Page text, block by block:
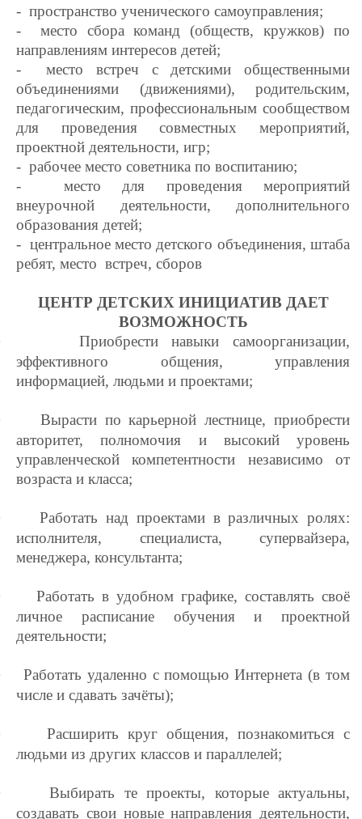
- пространство ученического самоуправления;
- место сбора команд (обществ, кружков) по
направлениям интересов детей;
- место встреч с детскими общественными
объединениями (движениями), родительским,
педагогическим, профессиональным сообществом
для проведения совместных мероприятий,
проектной деятельности, игр;
- рабочее место советника по воспитанию;
- место для проведения мероприятий
внеурочной деятельности, дополнительного
образования детей;
- центральное место детского объединения, штаба
ребят, место встреч, сборов
ЦЕНТР ДЕТСКИХ ИНИЦИАТИВ ДАЕТ
ВОЗМОЖНОСТЬ
Приобрести навыки самоорганизации,
эффективного общения, управления
информацией, людьми и проектами;
Вырасти по карьерной лестнице, приобрести
авторитет, полномочия и высокий уровень
управленческой компетентности независимо от
возраста и класса;
Работать над проектами в различных ролях:
исполнителя, специалиста, супервайзера,
менеджера, консультанта;
Работать в удобном графике, составлять своё
личное расписание обучения и проектной
деятельности;
Работать удаленно с помощью Интернета (в том
числе и сдавать зачёты);
Расширить круг общения, познакомиться с
людьми из других классов и параллелей;
Выбирать те проекты, которые актуальны,
создавать свои новые направления деятельности,